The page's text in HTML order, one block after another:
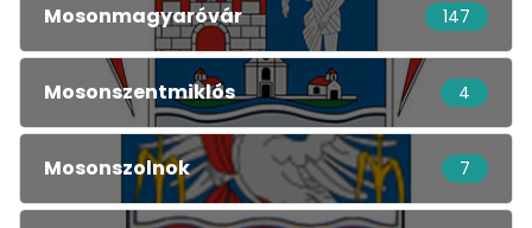
Mosonmagyaróvár 147
Mosonszentmiklós 4
Mosonszolnok 7